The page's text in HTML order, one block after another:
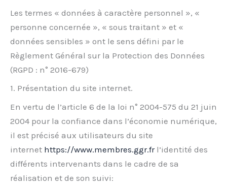
Les termes « données à caractère personnel », «
personne concernée », « sous traitant » et «
données sensibles » ont le sens défini par le
Règlement Général sur la Protection des Données
(RGPD : n° 2016-679)
1. Présentation du site internet.
En vertu de l’article 6 de la loi n° 2004-575 du 21 juin
2004 pour la confiance dans l’économie numérique,
il est précisé aux utilisateurs du site
internet https://www.membres.ggr.frl’identité des
différents intervenants dans le cadre de sa
réalisation et de son suivi: